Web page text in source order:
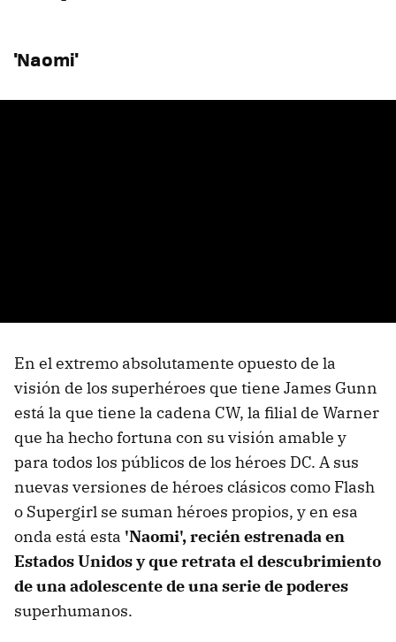
'Naomi'
En el extremo absolutamente opuesto de la
visión de los superhéroes que tiene James Gunn
está la que tiene la cadena CW, la filial de Warner
que ha hecho fortuna con su visión amable y
para todos los públicos de los héroes DC. A sus
nuevas versiones de héroes clásicos como Flash
o Supergirl se suman héroes propios, y en esa
onda está esta 'Naomi', recién estrenada en
Estados Unidos y que retrata el descubrimiento
de una adolescente de una serie de poderes
superhumanos.